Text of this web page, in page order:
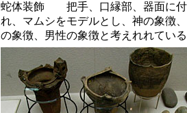
蛇体装飾 把手、口縁部、器面に
れ、マムシをモデルとし、神の象徴
の象徴、男性の象徴と考えれれている